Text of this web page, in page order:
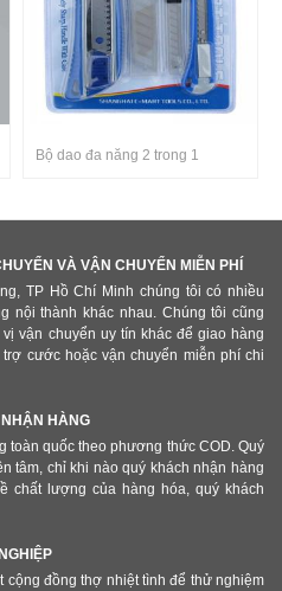
Bộ dao đa năng 2 trong 1
VÀ VẬN CHUYỂN MIỄN PHÍ
TP Hồ Chí Minh chúng tôi có nhiều
nội thành khác nhau. Chúng tôi cũng
vận chuyển uy tín khác để giao hàng
cước hoặc vận chuyển miễn phí chi
HÀNG
toàn quốc theo phương thức COD. Quý
tâm, chỉ khi nào quý khách nhận hàng
chất lượng của hàng hóa, quý khách
cộng đồng thợ nhiệt tình để thử nghiệm